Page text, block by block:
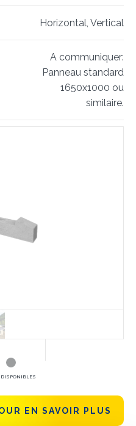
Horizontal, Vertical
A communiquer:
Panneau standard
1650x1000 ou
similaire.
EN SAVOIR PLUS